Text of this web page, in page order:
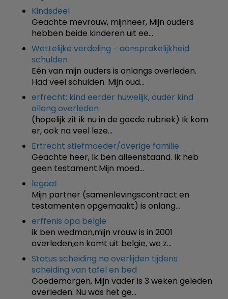
Kindsdeel
Geachte mevrouw, mijnheer, Mijn ouders
hebben beide kinderen uit ee…
Wettelijke verdeling - aansprakelijkheid
schulden
Eén van mijn ouders is onlangs overleden.
Had veel schulden. Mijn oud…
erfrecht: kind eerder huwelijk, ouder kind
allang overleden
(hopelijk zit ik nu in de goede rubriek) Ik kom
er, ook na veel leze…
Erfrecht stiefmoeder/overige familie
Geachte heer, Ik ben alleenstaand. Ik heb
geen testament.Mijn moed…
legaat
Mijn partner (samenlevingscontract en
testamenten opgemaakt) is onlang…
erffenis opa belgie
ik ben wedman,mijn vrouw is in 2001
overleden,en komt uit belgie, we z…
Status scheiding na overlijden tijdens
scheiding van tafel en bed
Goedemorgen, Mijn vader is 3 weken geleden
overleden. Nu was het ge…